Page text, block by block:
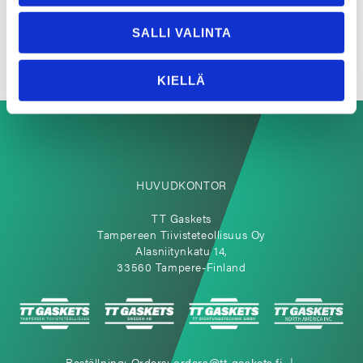
SALLI VALINTA
KIELLÄ
HUVUDKONTOR
TT Gaskets
Tampereen Tiivisteteollisuus Oy
Alasniitynkatu 14,
33560 Tampere-Finland